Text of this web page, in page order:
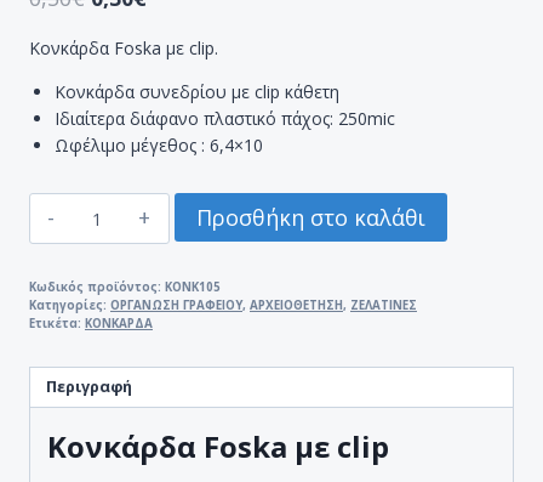
Κονκάρδα Foska με clip.
Κονκάρδα συνεδρίου με clip κάθετη
Ιδιαίτερα διάφανο πλαστικό πάχος: 250mic
Ωφέλιμο μέγεθος : 6,4×10
FOSKA
CLIP
12x7,5
Προσθήκη στο καλάθι
Κωδικός προϊόντος: KONK105
Κατηγορίες: ΟΡΓΑΝΩΣΗ ΓΡΑΦΕΙΟΥ, ΑΡΧΕΙΟΘΕΤΗΣΗ, ΖΕΛΑΤΙΝΕΣ
Ετικέτα: ΚΟΝΚΑΡΔΑ
Περιγραφή
Κονκάρδα Foska με clip